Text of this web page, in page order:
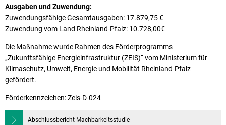
Ausgaben und Zuwendung:
Zuwendungsfähige Gesamtausgaben: 17.879,75 €
Zuwendung vom Land Rheinland-Pfalz: 10.728,00€
Die Maßnahme wurde Rahmen des Förderprogramms
„Zukunftsfähige Energieinfrastruktur (ZEIS)“ vom Ministerium für
Klimaschutz, Umwelt, Energie und Mobilität Rheinland-Pfalz
gefördert.
Förderkennzeichen: Zeis-D-024
Abschlussbericht Machbarkeitsstudie